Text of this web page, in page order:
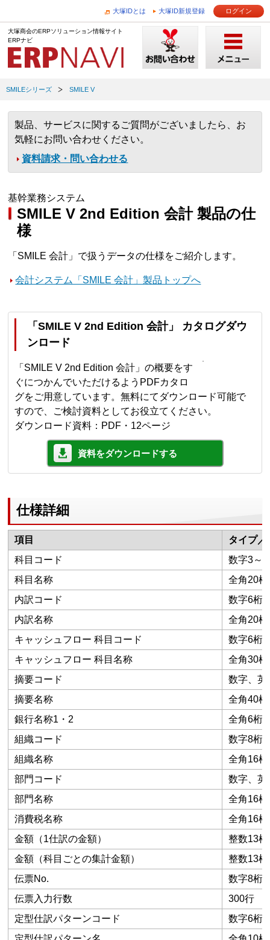
大塚IDとは 大塚ID新規登録 ログイン
大塚商会のERPソリューション情報サイト
ERPナビ
SMILEシリーズ SMILE V
製品、サービスに関するご質問がございましたら、お
気軽にお問い合わせください。
資料請求・問い合わせる
基幹業務システム
SMILE V 2nd Edition 会計 製品の仕
様
「SMILE 会計」で扱うデータの仕様をご紹介します。
会計システム「SMILE 会計」製品トップへ
「SMILE V 2nd Edition 会計」 カタログダウ
ンロード
「SMILE V 2nd Edition 会計」の概要をす
ぐにつかんでいただけるようPDFカタロ
グをご用意しています。無料にてダウンロード可能で
すので、ご検討資料としてお役立てください。
ダウンロード資料：PDF・12ページ
資料をダウンロードする
仕様詳細
項目
タイプ／
科目コード
数字3～
科目名称
全角20
内訳コード
数字6桁
内訳名称
全角20
キャッシュフロー 科目コード
数字6桁
キャッシュフロー 科目名称
全角30
摘要コード
数字、英
摘要名称
全角40
銀行名称1・2
全角6桁
組織コード
数字8桁
組織名称
全角16
部門コード
数字、英
部門名称
全角16
消費税名称
全角16
金額（1仕訳の金額）
整数13桁
金額（科目ごとの集計金額）
整数13桁
伝票No.
数字8桁
伝票入力行数
300行
定型仕訳パターンコード
数字6桁